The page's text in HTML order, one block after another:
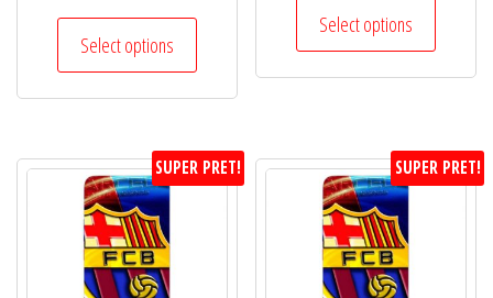
Select options
Select options
SUPER PRET! SUPER PRET!